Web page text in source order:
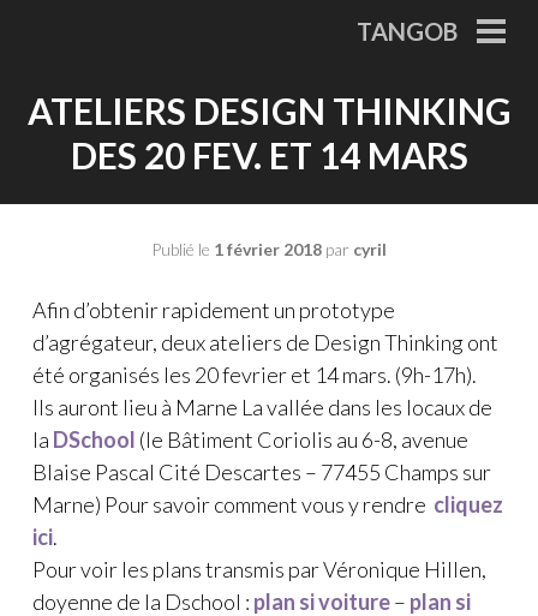
principal
TANGOB
ATELIERS DESIGN THINKING
DES 20 FEV. ET 14 MARS
Publié le 1 février 2018 par cyril
Afin d’obtenir rapidement un prototype
d’agrégateur, deux ateliers de Design Thinking ont
été organisés les 20 fevrier et 14 mars. (9h-17h).
Ils auront lieu à Marne La vallée dans les locaux de
la DSchool (le Bâtiment Coriolis au 6-8, avenue
Blaise Pascal Cité Descartes – 77455 Champs sur
Marne) Pour savoir comment vous y rendre cliquez
ici.
Pour voir les plans transmis par Véronique Hillen,
doyenne de la Dschool : plan si voiture– plan si